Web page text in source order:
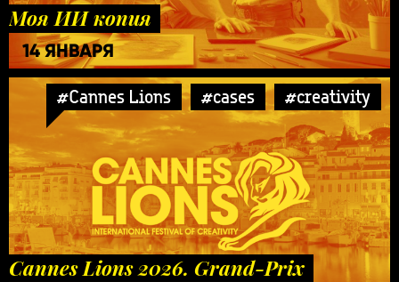
Моя ИИ копия
14 ЯНВАРЯ
#Cannes Lions #cases #creativity
Cannes Lions 2026. Grand-Prix